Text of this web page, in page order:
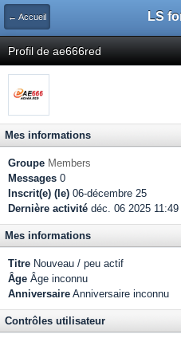
← Accueil LS
Profil de ae666red
Mes informations
Groupe Members
Messages 0
Inscrit(e) (le) 06-décembre 25
Dernière activité déc. 06 2025 11:49
Mes informations
Titre Nouveau / peu actif
Âge Âge inconnu
Anniversaire Anniversaire inconnu
Contrôles utilisateur